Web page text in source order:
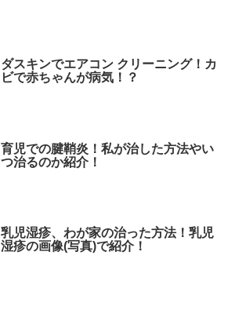
ダスキンでエアコン クリーニング！カ
ビで赤ちゃんが病気！？
育児での腱鞘炎！私が治した方法やい
つ治るのか紹介！
乳児湿疹、わが家の治った方法！乳児
湿疹の画像(写真)で紹介！